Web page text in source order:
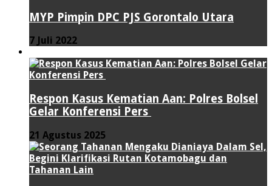
MYP Pimpin DPC PJS Gorontalo Utara
7 Juli 2022
Respon Kasus Kematian Aan: Polres Bolsel
Gelar Konferensi Pers
21 Agustus 2025